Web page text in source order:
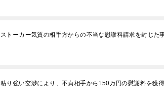
ストーカー気質の相手方からの不当な慰謝料請求を封じた
粘り強い交渉により、不貞相手から150万円の慰謝料を獲